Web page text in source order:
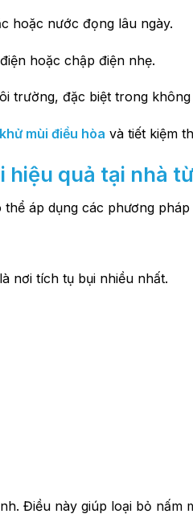
hoặc nước đọng lâu ngày.
hoặc chập điện nhẹ.
trường, đặc biệt trong không
mùi điều hòa và tiết kiệm
hiệu quả tại nhà
áp dụng các phương pháp
nơi tích tụ bụi nhiều nhất.
Điều này giúp loại bỏ nấm